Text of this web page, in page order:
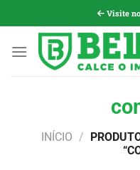
para
conteúdo
Visite
INÍCIO /